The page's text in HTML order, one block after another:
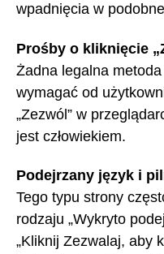
wpadnięcia w
Prośby o kliknięcie
Żadna legalna
wymagać od
„Zezwól” w
jest człowiekiem.
Podejrzany język i
Tego typu strony
rodzaju „Wykryto
„Kliknij Zezwalaj, aby